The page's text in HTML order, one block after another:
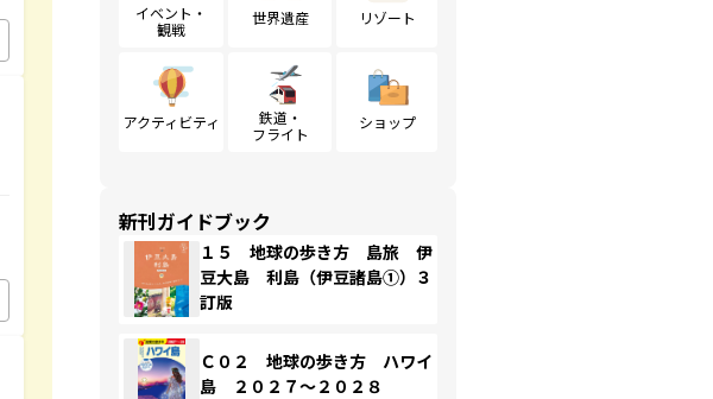
イベント・
観戦
世界遺産 リゾート
アクティビティ
鉄道・
フライト
ショップ
新刊ガイドブック
１５ 地球の歩き方 島旅 伊
豆大島 利島（伊豆諸島①）３
訂版
Ｃ０２ 地球の歩き方 ハワイ
島 ２０２７～２０２８